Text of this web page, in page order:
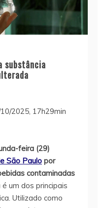
substância
2025, 17h29min
feira (29)
São Paulo por
contaminadas
um dos principais
Utilizado como